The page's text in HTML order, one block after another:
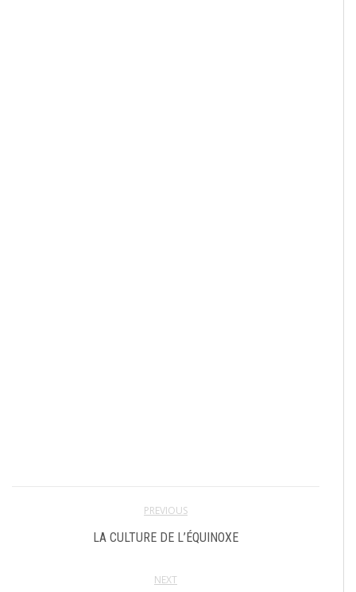
PREVIOUS
LA CULTURE DE L’ÉQUINOXE
NEXT